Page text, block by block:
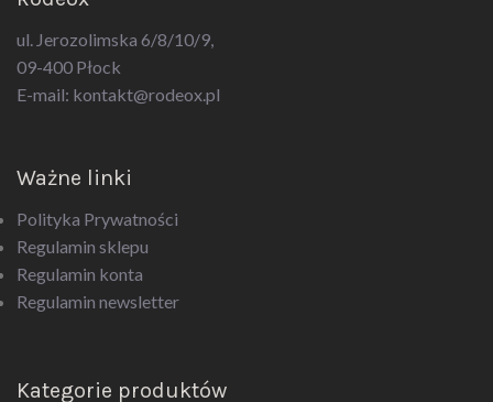
ul. Jerozolimska 6/8/10/9,
09-400 Płock
E-mail: kontakt@rodeox.pl
Polityka Prywatności
Regulamin sklepu
Regulamin konta
Regulamin newsletter